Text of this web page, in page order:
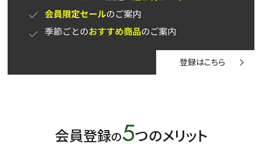
登録はこちら
会員登録の5つのメリット